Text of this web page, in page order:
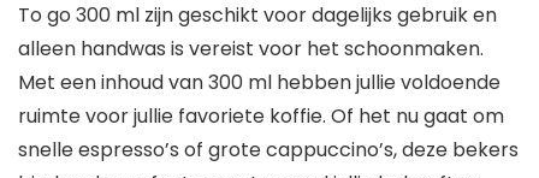
To go 300 ml zijn geschikt voor dagelijks gebruik en
alleen handwas is vereist voor het schoonmaken.
Met een inhoud van 300 ml hebben jullie voldoende
ruimte voor jullie favoriete koffie. Of het nu gaat om
snelle espresso’s of grote cappuccino’s, deze bekers